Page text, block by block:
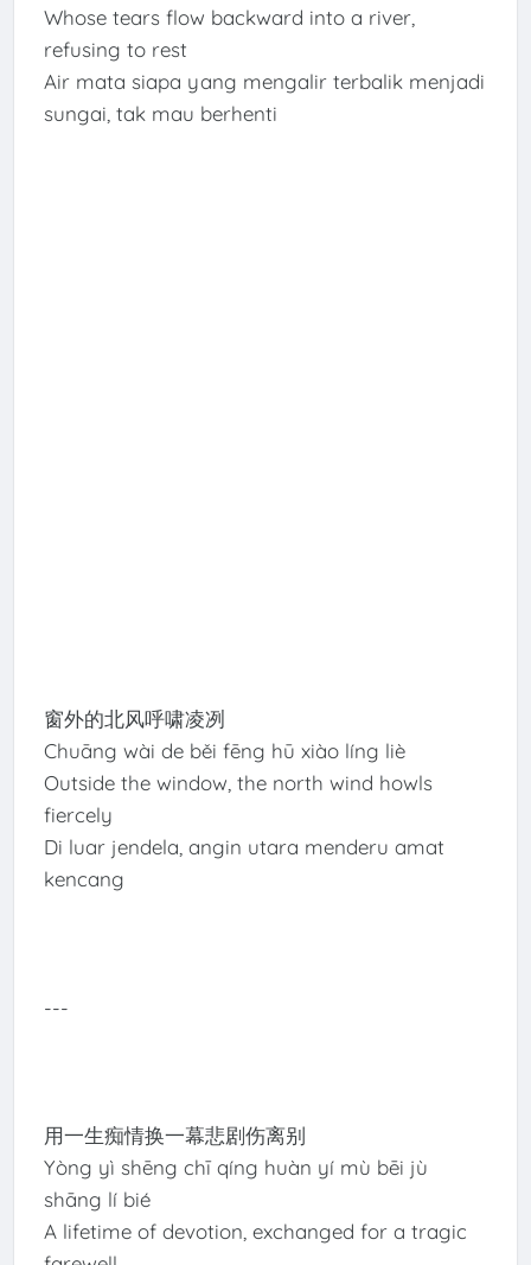
Whose tears flow backward into a river,
refusing to rest
Air mata siapa yang mengalir terbalik menjadi
sungai, tak mau berhenti
窗外的北风呼啸凌冽
Chuāng wài de běi fēng hū xiào líng liè
Outside the window, the north wind howls
fiercely
Di luar jendela, angin utara menderu amat
kencang
---
用一生痴情换一幕悲剧伤离别
Yòng yì shēng chī qíng huàn yí mù bēi jù
shāng lí bié
A lifetime of devotion, exchanged for a tragic